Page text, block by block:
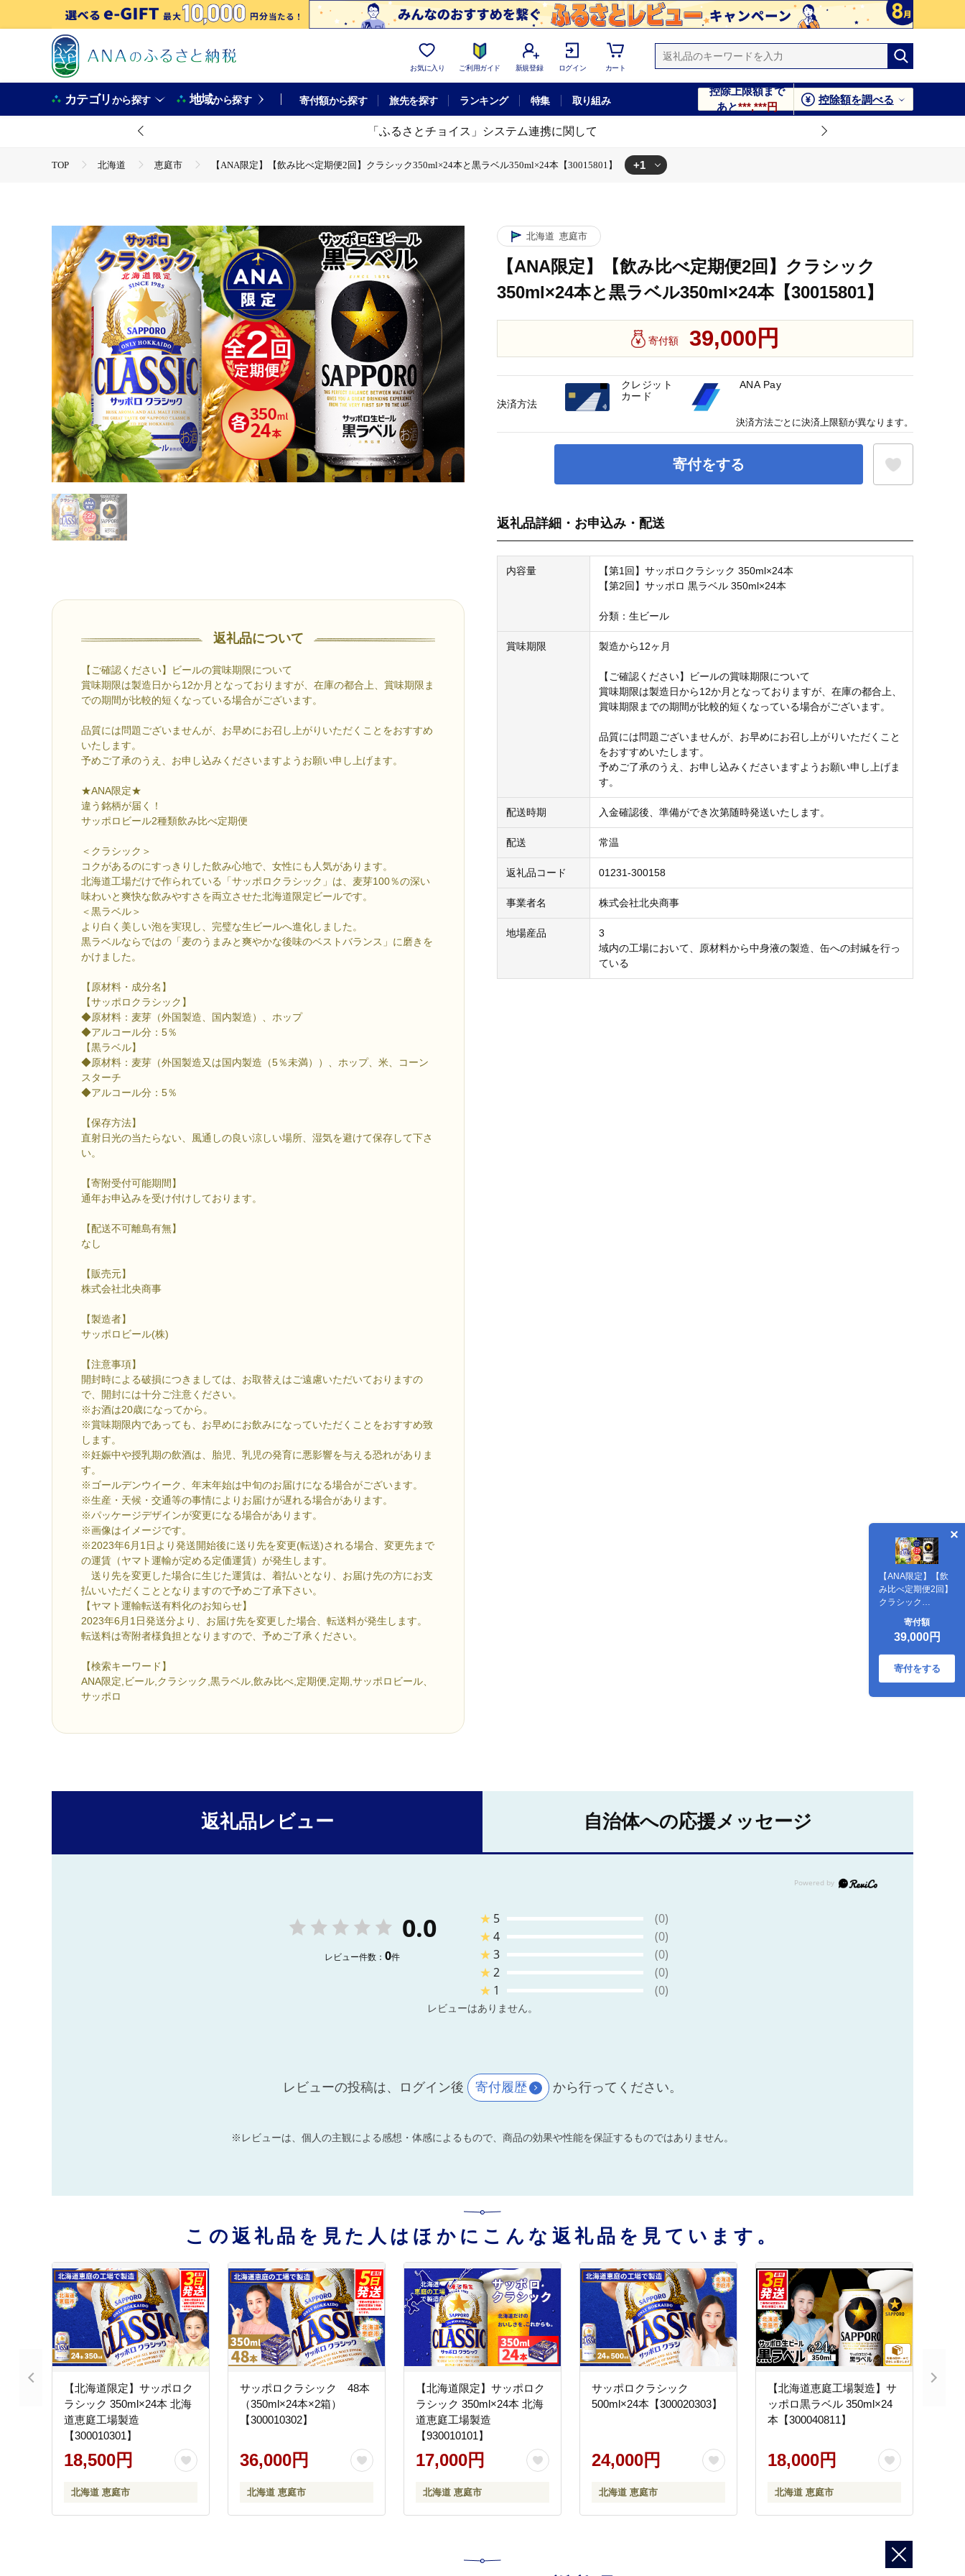
お気に入り ご利用ガイド 新規登録 ログイン カート
カテゴリから探す 地域から探す 寄付額から探す 旅先を探す ランキング 特集 取り組み
控除上限額まで
あと***,***円
控除額を調べる
「ふるさとチョイス」システム連携に関して
TOP 北海道 恵庭市 【ANA限定】【飲み比べ定期便2回】クラシック350ml×24本と黒ラベル350ml×24本【30015801】 +1
返礼品について
【ご確認ください】ビールの賞味期限について
賞味期限は製造日から12か月となっておりますが、在庫の都合上、賞味期限ま
での期間が比較的短くなっている場合がございます。
品質には問題ございませんが、お早めにお召し上がりいただくことをおすすめ
いたします。
予めご了承のうえ、お申し込みくださいますようお願い申し上げます。
★ANA限定★
違う銘柄が届く！
サッポロビール2種類飲み比べ定期便
＜クラシック＞
コクがあるのにすっきりした飲み心地で、女性にも人気があります。
北海道工場だけで作られている「サッポロクラシック」は、麦芽100％の深い
味わいと爽快な飲みやすさを両立させた北海道限定ビールです。
＜黒ラベル＞
より白く美しい泡を実現し、完璧な生ビールへ進化しました。
黒ラベルならではの「麦のうまみと爽やかな後味のベストバランス」に磨きを
かけました。
【原材料・成分名】
【サッポロクラシック】
◆原材料：麦芽（外国製造、国内製造）、ホップ
◆アルコール分：5％
【黒ラベル】
◆原材料：麦芽（外国製造又は国内製造（5％未満））、ホップ、米、コーン
スターチ
◆アルコール分：5％
【保存方法】
直射日光の当たらない、風通しの良い涼しい場所、湿気を避けて保存して下さ
い。
【寄附受付可能期間】
通年お申込みを受け付けしております。
【配送不可離島有無】
なし
【販売元】
株式会社北央商事
【製造者】
サッポロビール(株)
【注意事項】
開封時による破損につきましては、お取替えはご遠慮いただいておりますの
で、開封には十分ご注意ください。
※お酒は20歳になってから。
※賞味期限内であっても、お早めにお飲みになっていただくことをおすすめ致
します。
※妊娠中や授乳期の飲酒は、胎児、乳児の発育に悪影響を与える恐れがありま
す。
※ゴールデンウイーク、年末年始は中旬のお届けになる場合がございます。
※生産・天候・交通等の事情によりお届けが遅れる場合があります。
※パッケージデザインが変更になる場合があります。
※画像はイメージです。
※2023年6月1日より発送開始後に送り先を変更(転送)される場合、変更先まで
の運賃（ヤマト運輸が定める定価運賃）が発生します。
送り先を変更した場合に生じた運賃は、着払いとなり、お届け先の方にお支
払いいただくこととなりますので予めご了承下さい。
【ヤマト運輸転送有料化のお知らせ】
2023年6月1日発送分より、お届け先を変更した場合、転送料が発生します。
転送料は寄附者様負担となりますので、予めご了承ください。
【検索キーワード】
ANA限定,ビール,クラシック,黒ラベル,飲み比べ,定期便,定期,サッポロビール、
サッポロ
北海道 恵庭市
【ANA限定】【飲み比べ定期便2回】クラシック
350ml×24本と黒ラベル350ml×24本【30015801】
寄付額 39,000円
寄付をする
【ANA限定】【飲
み比べ定期便2回】
クラシック
350ml×24本と黒ラ
ベル350ml×24本
【30015801】
寄付額
39,000円
寄付をする
返礼品詳細・お申込み・配送
内容量
【第1回】サッポロクラシック 350ml×24本
【第2回】サッポロ 黒ラベル 350ml×24本
分類：生ビール
賞味期限 製造から12ヶ月
【ご確認ください】ビールの賞味期限について
賞味期限は製造日から12か月となっておりますが、在庫の都合上、
賞味期限までの期間が比較的短くなっている場合がございます。
品質には問題ございませんが、お早めにお召し上がりいただくこと
をおすすめいたします。
予めご了承のうえ、お申し込みくださいますようお願い申し上げま
す。
配送時期 入金確認後、準備ができ次第随時発送いたします。
配送 常温
返礼品コード 01231-300158
事業者名 株式会社北央商事
地場産品
3
域内の工場において、原材料から中身液の製造、缶への封緘を行っ
ている
決済方法
クレジット
カード
ANA Pay
決済方法ごとに決済上限額が異なります。
返礼品レビュー 自治体への応援メッセージ
0.0
レビュー件数： 0件
★ 5
(0)
★4
(0)
★3
(0)
★2
(0)
★ 1 (0)
レビューはありません。
レビューの投稿は、ログイン後 寄付履歴 から行ってください。
※レビューは、個人の主観による感想・体感によるもので、商品の効果や性能を保証するものではありません。
この返礼品を見た人はほかにこんな返礼品を見ています。
【北海道限定】サッポロク
ラシック 350ml×24本 北海
道恵庭工場製造
【300010301】
18,500円
北海道 恵庭市
サッポロクラシック 48本
（350ml×24本×2箱）
【300010302】
36,000円
北海道 恵庭市
【北海道限定】サッポロク
ラシック 350ml×24本 北海
道恵庭工場製造
【930010101】
17,000円
北海道 恵庭市
サッポロクラシック
500ml×24本【300020303】
24,000円
北海道 恵庭市
【北海道恵庭工場製造】サ
ッポロ黒ラベル 350ml×24
本【300040811】
18,000円
北海道 恵庭市